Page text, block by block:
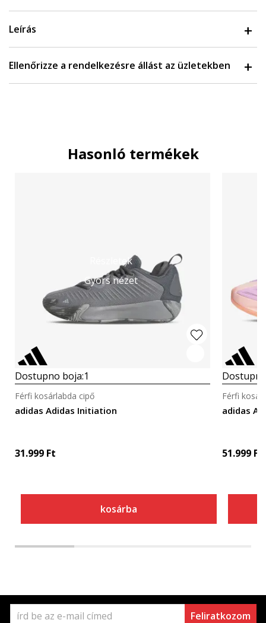
Leírás
Ellenőrizze a rendelkezésre állást az üzletekben
Hasonló termékek
Részletek
Gyors nézet
Dostupno boja:1
adidas Adidas Initiation
Férfi kosárlabda cipő
31.999 Ft
kosárba
adidas
Férfi
51.999 Ft
Feliratkozom